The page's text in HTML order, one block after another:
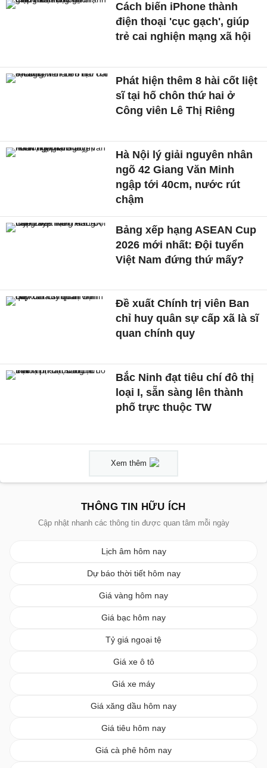
Cách biến iPhone thành
điện thoại 'cục gạch', giúp
trẻ cai nghiện mạng xã hội
Phát hiện thêm 8 hài cốt liệt
sĩ tại hố chôn thứ hai ở
Công viên Lê Thị Riêng
Hà Nội lý giải nguyên nhân
ngõ 42 Giang Văn Minh
ngập tới 40cm, nước rút
chậm
Bảng xếp hạng ASEAN Cup
2026 mới nhất: Đội tuyển
Việt Nam đứng thứ mấy?
Đề xuất Chính trị viên Ban
chỉ huy quân sự cấp xã là sĩ
quan chính quy
Bắc Ninh đạt tiêu chí đô thị
loại I, sẵn sàng lên thành
phố trực thuộc TW
Xem thêm
THÔNG TIN HỮU ÍCH
Cập nhật nhanh các thông tin được quan tâm mỗi ngày
Lịch âm hôm nay
Dự báo thời tiết hôm nay
Giá vàng hôm nay
Giá bạc hôm nay
Tỷ giá ngoại tệ
Giá xe ô tô
Giá xe máy
Giá xăng dầu hôm nay
Giá tiêu hôm nay
Giá cà phê hôm nay